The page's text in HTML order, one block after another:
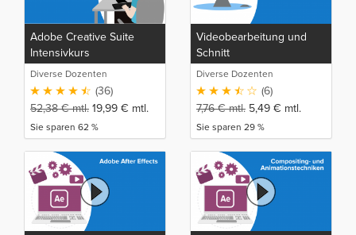
Adobe Creative Suite
Intensivkurs
Diverse Dozenten
(36)
52,38€mtl. 19,99 € mtl.
Sie sparen 62 %
Videobearbeitung und
Schnitt
Diverse Dozenten
(6)
7,76€mtl. 5,49 € mtl.
Sie sparen 29 %